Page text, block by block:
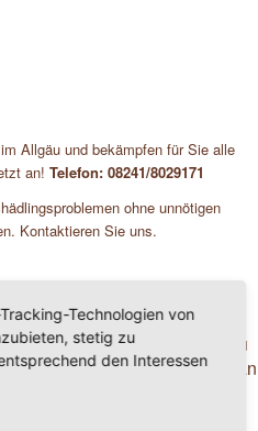
Allgäu und bekämpfen für Sie alle
an! Telefon: 08241/8029171
ohne unnötigen
Kontaktieren Sie uns.
nicht dabei?
uns. Wir versuchen, Ihnen zu
einen kompetenten Partner an
Technologien von
stetig zu
den Interessen